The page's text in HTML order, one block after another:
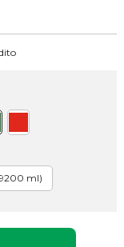
ml)